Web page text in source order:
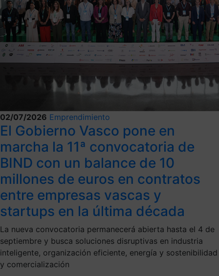
02/07/2026 Emprendimiento
El Gobierno Vasco pone en
marcha la 11ª convocatoria de
BIND con un balance de 10
millones de euros en contratos
entre empresas vascas y
startups en la última década
La nueva convocatoria permanecerá abierta hasta el 4 de
septiembre y busca soluciones disruptivas en industria
inteligente, organización eficiente, energía y sostenibilidad
y comercialización